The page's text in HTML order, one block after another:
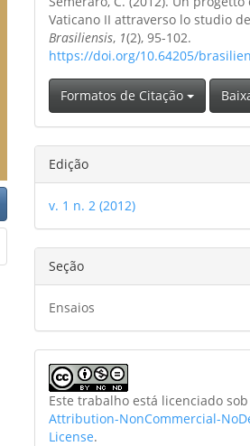
artigo
Vaticano II attraverso lo studio
Brasiliensis, 1(2), 95-102.
https://doi.org/10.64205/
Formatos de Citação
Edição
v. 1 n. 2 (2012)
Seção
Ensaios
Este trabalho está licenciado
Attribution-NonCommercial-
License.